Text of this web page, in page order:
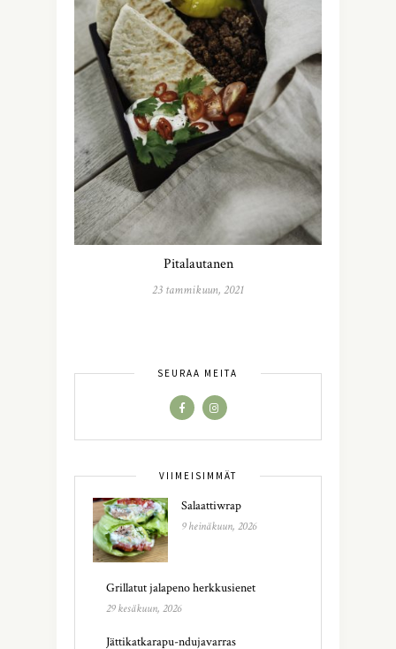
Pitalautanen
23 tammikuun, 2021
SEURAA MEITÄ
VIIMEISIMMÄT
Salaattiwrap
9 heinäkuun, 2026
Grillatut jalapeno herkkusienet
29 kesäkuun, 2026
Jättikatkarapu-ndujavarras